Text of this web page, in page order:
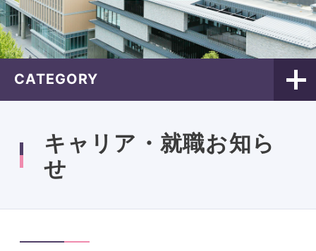
CATEGORY
キャリア・就職お知ら
せ